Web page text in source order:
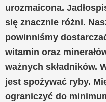
urozmaicona.
się znacznie różni.
powinniśmy
witamin oraz
ważnych składników.
jest spożywać ryby.
ograniczyć do